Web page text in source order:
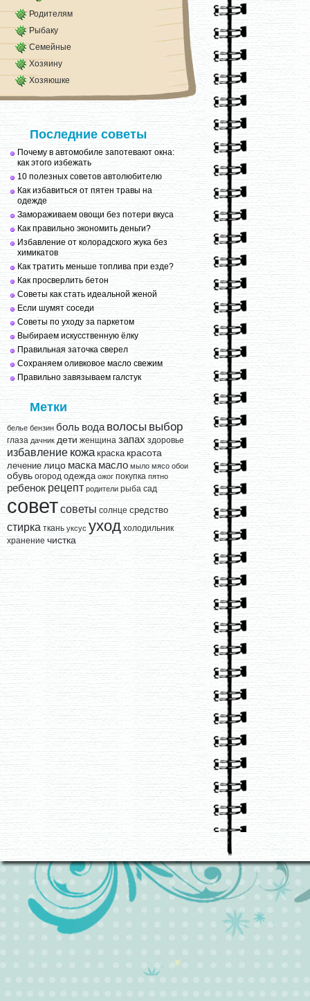
Родителям
Рыбаку
Семейные
Хозяину
Хозяюшке
Последние советы
Почему в автомобиле запотевают окна:
как этого избежать
10 полезных советов автолюбителю
Как избавиться от пятен травы на
одежде
Замораживаем овощи без потери вкуса
Как правильно экономить деньги?
Избавление от колорадского жука без
химикатов
Как тратить меньше топлива при езде?
Как просверлить бетон
Советы как стать идеальной женой
Если шумят соседи
Советы по уходу за паркетом
Выбираем искусственную ёлку
Правильная заточка сверел
Сохраняем оливковое масло свежим
Правильно завязываем галстук
Метки
белье бензин боль вода волосы выбор
глаза дачник дети женщина запах здоровье
избавление кожа краска красота
лечение лицо маска масло мыло мясо обои
обувь огород одежда ожог покупка пятно
ребенок рецепт родители рыба сад
советсоветы солнце средство
стирка ткань уксус уход холодильник
хранение чистка